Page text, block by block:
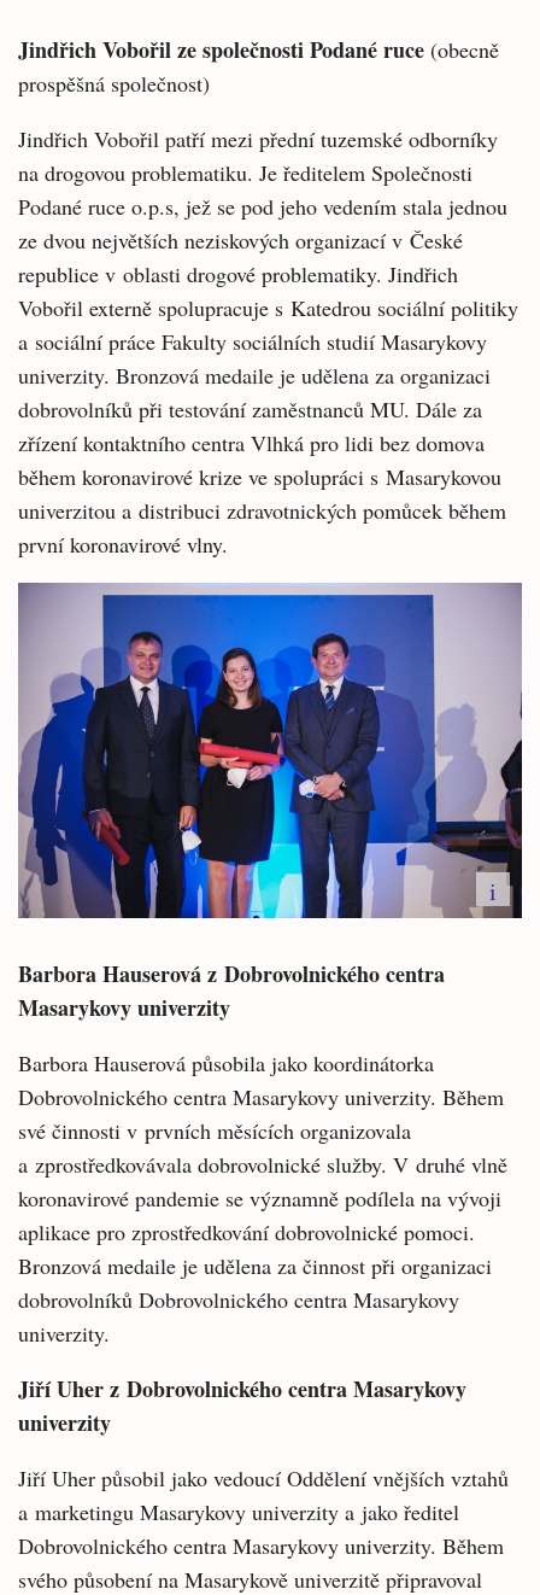
Jindřich Vobořil ze společnosti Podané ruce (obecně
prospěšná společnost)
Jindřich Vobořil patří mezi přední tuzemské odborníky
na drogovou problematiku. Je ředitelem Společnosti
Podané ruce o.p.s, jež se pod jeho vedením stala jednou
ze dvou největších neziskových organizací v České
republice v oblasti drogové problematiky. Jindřich
Vobořil externě spolupracuje s Katedrou sociální politiky
a sociální práce Fakulty sociálních studií Masarykovy
univerzity. Bronzová medaile je udělena za organizaci
dobrovolníků při testování zaměstnanců MU. Dále za
zřízení kontaktního centra Vlhká pro lidi bez domova
během koronavirové krize ve spolupráci s Masarykovou
univerzitou a distribuci zdravotnických pomůcek během
první koronavirové vlny.
i
Barbora Hauserová z Dobrovolnického centra
Masarykovy univerzity
Barbora Hauserová působila jako koordinátorka
Dobrovolnického centra Masarykovy univerzity. Během
své činnosti v prvních měsících organizovala
a zprostředkovávala dobrovolnické služby. V druhé vlně
koronavirové pandemie se významně podílela na vývoji
aplikace pro zprostředkování dobrovolnické pomoci.
Bronzová medaile je udělena za činnost při organizaci
dobrovolníků Dobrovolnického centra Masarykovy
univerzity.
Jiří Uher z Dobrovolnického centra Masarykovy
univerzity
Jiří Uher působil jako vedoucí Oddělení vnějších vztahů
a marketingu Masarykovy univerzity a jako ředitel
Dobrovolnického centra Masarykovy univerzity. Během
svého působení na Masarykově univerzitě připravoval